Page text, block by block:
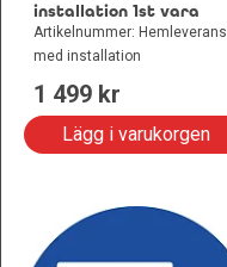
installation 1st vara
Artikelnummer: Hemleverans
med installation
1 499 kr
Lägg i varukorgen